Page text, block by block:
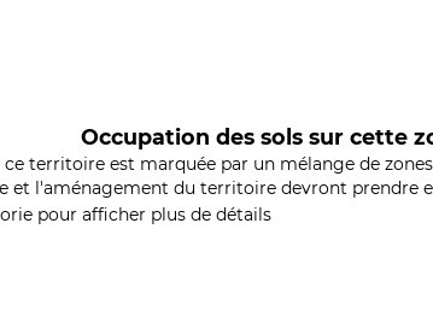
Occupation des sols sur cette
territoire est marquée par un mélange de
et l'aménagement du territoire devront prendre
pour afficher plus de détails